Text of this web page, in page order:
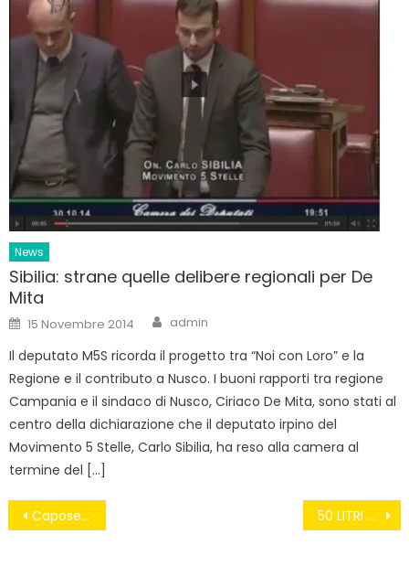
News
Sibilia: strane quelle delibere regionali per De
Mita
Posted
on
15 Novembre 2014 Author
admin
Il deputato M5S ricorda il progetto tra “Noi con Loro” e la
Regione e il contributo a Nusco. I buoni rapporti tra regione
Campania e il sindaco di Nusco, Ciriaco De Mita, sono stati al
centro della dichiarazione che il deputato irpino del
Movimento 5 Stelle, Carlo Sibilia, ha reso alla camera al
termine del […]
Navigazione
Caposele- Sabatelli: Il Parco non si è espresso – Cione, scrive a Caldoro 50 LITRI DI ACQUA AL GIORNO GRATIS PER TUTTI. LA PROPOSTA DEL M5S IN EUROPA